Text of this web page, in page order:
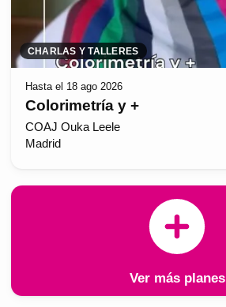
CHARLAS Y TALLERES
Hasta el 18 ago 2026
Colorimetría y +
COAJ Ouka Leele
Madrid
Ver más planes